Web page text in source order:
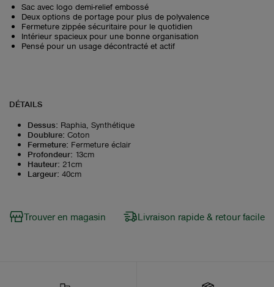
Sac avec logo demi-relief embossé
Deux options de portage pour plus de polyvalence
Fermeture zippée sécuritaire pour le quotidien
Intérieur spacieux pour une bonne organisation
Pensé pour un usage décontracté et actif
DÉTAILS
Dessus: Raphia, Synthétique
Doublure: Coton
Fermeture: Fermeture éclair
Profondeur: 13cm
Hauteur: 21cm
Largeur: 40cm
Trouver en magasin Livraison rapide & retour facile